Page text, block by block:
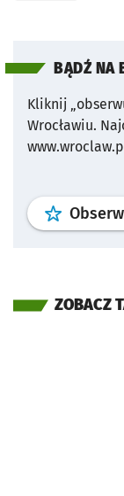
BĄDŹ NA
Kliknij
Wrocławiu.
ZOBACZ